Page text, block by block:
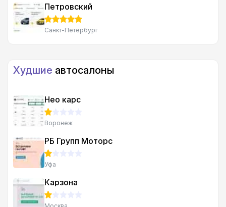
Петровский
Санкт-Петербург
Худшие автосалоны
Нео карс
Воронеж
РБ Групп Моторс
Уфа
Карзона